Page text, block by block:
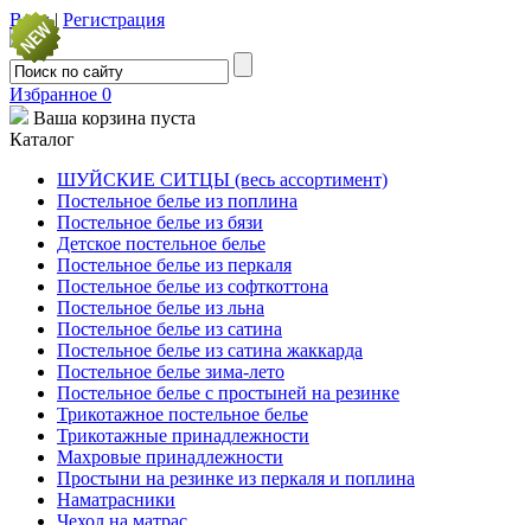
Вход| Регистрация
Избранное 0
Ваша корзина пуста
Каталог
ШУЙСКИЕ СИТЦЫ (весь ассортимент)
Постельное белье из поплина
Постельное белье из бязи
Детское постельное белье
Постельное белье из перкаля
Постельное белье из софткоттона
Постельное белье из льна
Постельное белье из сатина
Постельное белье из сатина жаккарда
Постельное белье зима-лето
Постельное белье с простыней на резинке
Трикотажное постельное белье
Трикотажные принадлежности
Махровые принадлежности
Простыни на резинке из перкаля и поплина
Наматрасники
Чехол на матрас